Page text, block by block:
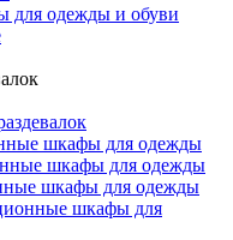
одежды и обуви
шкафы для одежды
шкафы для одежды
шкафы для одежды
шкафы для